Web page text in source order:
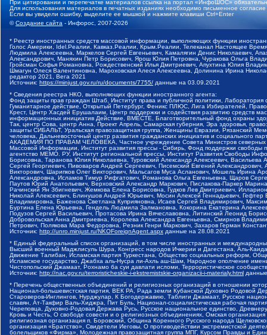
При цитировании и перепечатке материалов ссылка на портал «ИнфоШОС»
Для использования материалов в печатных изданиях необходимо письменное
Если вы увидели ошибку, выделите ее мышкой и нажмите клавиши Ctrl+Enter
©Создание сайта - Инфорос, 2007-2026
* Реестр иностранных средств массовой информации, выполняющих функции
Голос Америки, Idel.Реалии, Кавказ.Реалии, Крым.Реалии, Телеканал Настоящее
Людмила Алексеевна, Маркелов Сергей Евгеньевич, Камалягин Денис Николаевич,
Александрович, Маняхин Петр Борисович, Ярош Юлия Петровна, Чуракова Ольга
Гройсман Софья Романовна, Рождественский Илья Дмитриевич, Апухтина Юлия
Шмагун Олеся Валентиновна, Мароховская Алеся Алексеевна, Долинина Ирина
редактор 2021, Вега 2021
Источник: https://minjust.gov.ru/ru/documents/7755/ данные на 03.09.2021
* Сведения реестра НКО, выполняющих функции иностранного агента:
Фонд защиты прав граждан Штаб, Институт права и публичной политики,
Гуманитарное действие, Открытый Петербург, Феникс ПЛЮС, Лига Избирателей,
Крест, Центр Хасдей Ерушалаим, Центр поддержки и содействия развитию средств
информационных инициатив Действие, ВМЕСТЕ, Благотворительный фонд охраны
Так, центр Сова, центр Анна, Проект Апрель, Самарская губерния, Эра здоровья,
защиты СИБАЛЬТ, Уральская правозащитная группа, Женщины Евразии, Рязанский
человека, Дальневосточный центр развития гражданских инициатив и социального
АКАДЕМИЯ ПО ПРАВАМ ЧЕЛОВЕКА, Частное учреждение Совета Министров северных
Массовой Информации, Институт развития прессы - Сибирь, Фонд поддержки
агентство МЕМО. РУ, Институт региональной прессы, Институт Развития Свободы
Борисовна, Таранова Юлия Николаевна, Туровский Александр Алексеевич,
Сергей Георгиевич, Пивоваров Андрей Сергеевич, Писемский Евгений
Викторович, Шарипков Олег Викторович, Мальсагов Муса Асланович, Мошель Ирина
Александровна, Исламов Тимур Рифгатович, Романова Ольга Евгеньевна, Щаров
Паутов Юрий Анатольевич, Верховский Александр Маркович, Пислакова-Паркер
Рачинский Ян Збигневич, Жемкова Елена Борисовна, Гудков Лев Дмитриевич,
Николай Алексеевич, Блинушов Андрей Юрьевич, Мосин Алексей Геннадьевич,
Владимировна, Баженова Светлана Куприяновна, Исаев Сергей Владимирович,
Буртина Елена Юрьевна, Гендель Людмила Залмановна, Кокорина Екатерина
Подузов Сергей Васильевич, Протасова Ирина Вячеславовна, Литинский Леонид
Добровольская Анна Дмитриевна, Королева Александра Евгеньевна, Смирнов
Петрович, Полякова Мара Федоровна, Резник Генри Маркович, Захаров Герман
Источник: http://unro.minjust.ru/NKOForeignAgent.aspx данные на 28.08.2021
* Единый федеральный список организаций, в том числе иностранных и
Высший военный Маджлисуль Шура, Конгресс народов Ичкерии и Дагестана, Аль-
Движение Талибан, Исламская партия Туркестана, Общество социальных реформ,
Исламское государство, Джабха аль-Нусра ли-Ахль аш-Шам, Народное ополчение
Чистопольский Джамаат, Рохнамо ба суи давлати исломи, Террористическое
Источник: http://nac.gov.ru/terroristicheskie-i-ekstremistskie-organizacii-i-materialy.html
* Перечень общественных объединений и религиозных организаций в отношении
Национал-большевистская партия, ВЕК РА, Рада земли Кубанской Духовно Родовой
Староверов-Инглингов, Нурджулар, К Богодержавию, Таблиги Джамаат, Русское
славян, Ат-Такфир Валь-Хиджра, Пит Буль, Национал-социалистическая рабочая
Череповца, Духовно-Родовая Держава Русь, Русское национальное единство,
Кровь и Честь, О свободе совести и о религиозных объединениях, Омская
религиозная организация п. Боровский, Община Коренного Русского народа
организация «Братство», Свидетели Иеговы, О противодействии экстремистской
болельщиков «Фирма», Молодежная правозащитная группа МПГ, Курсом Правды и